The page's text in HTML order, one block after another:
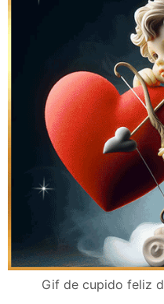
Gif de cupido feliz